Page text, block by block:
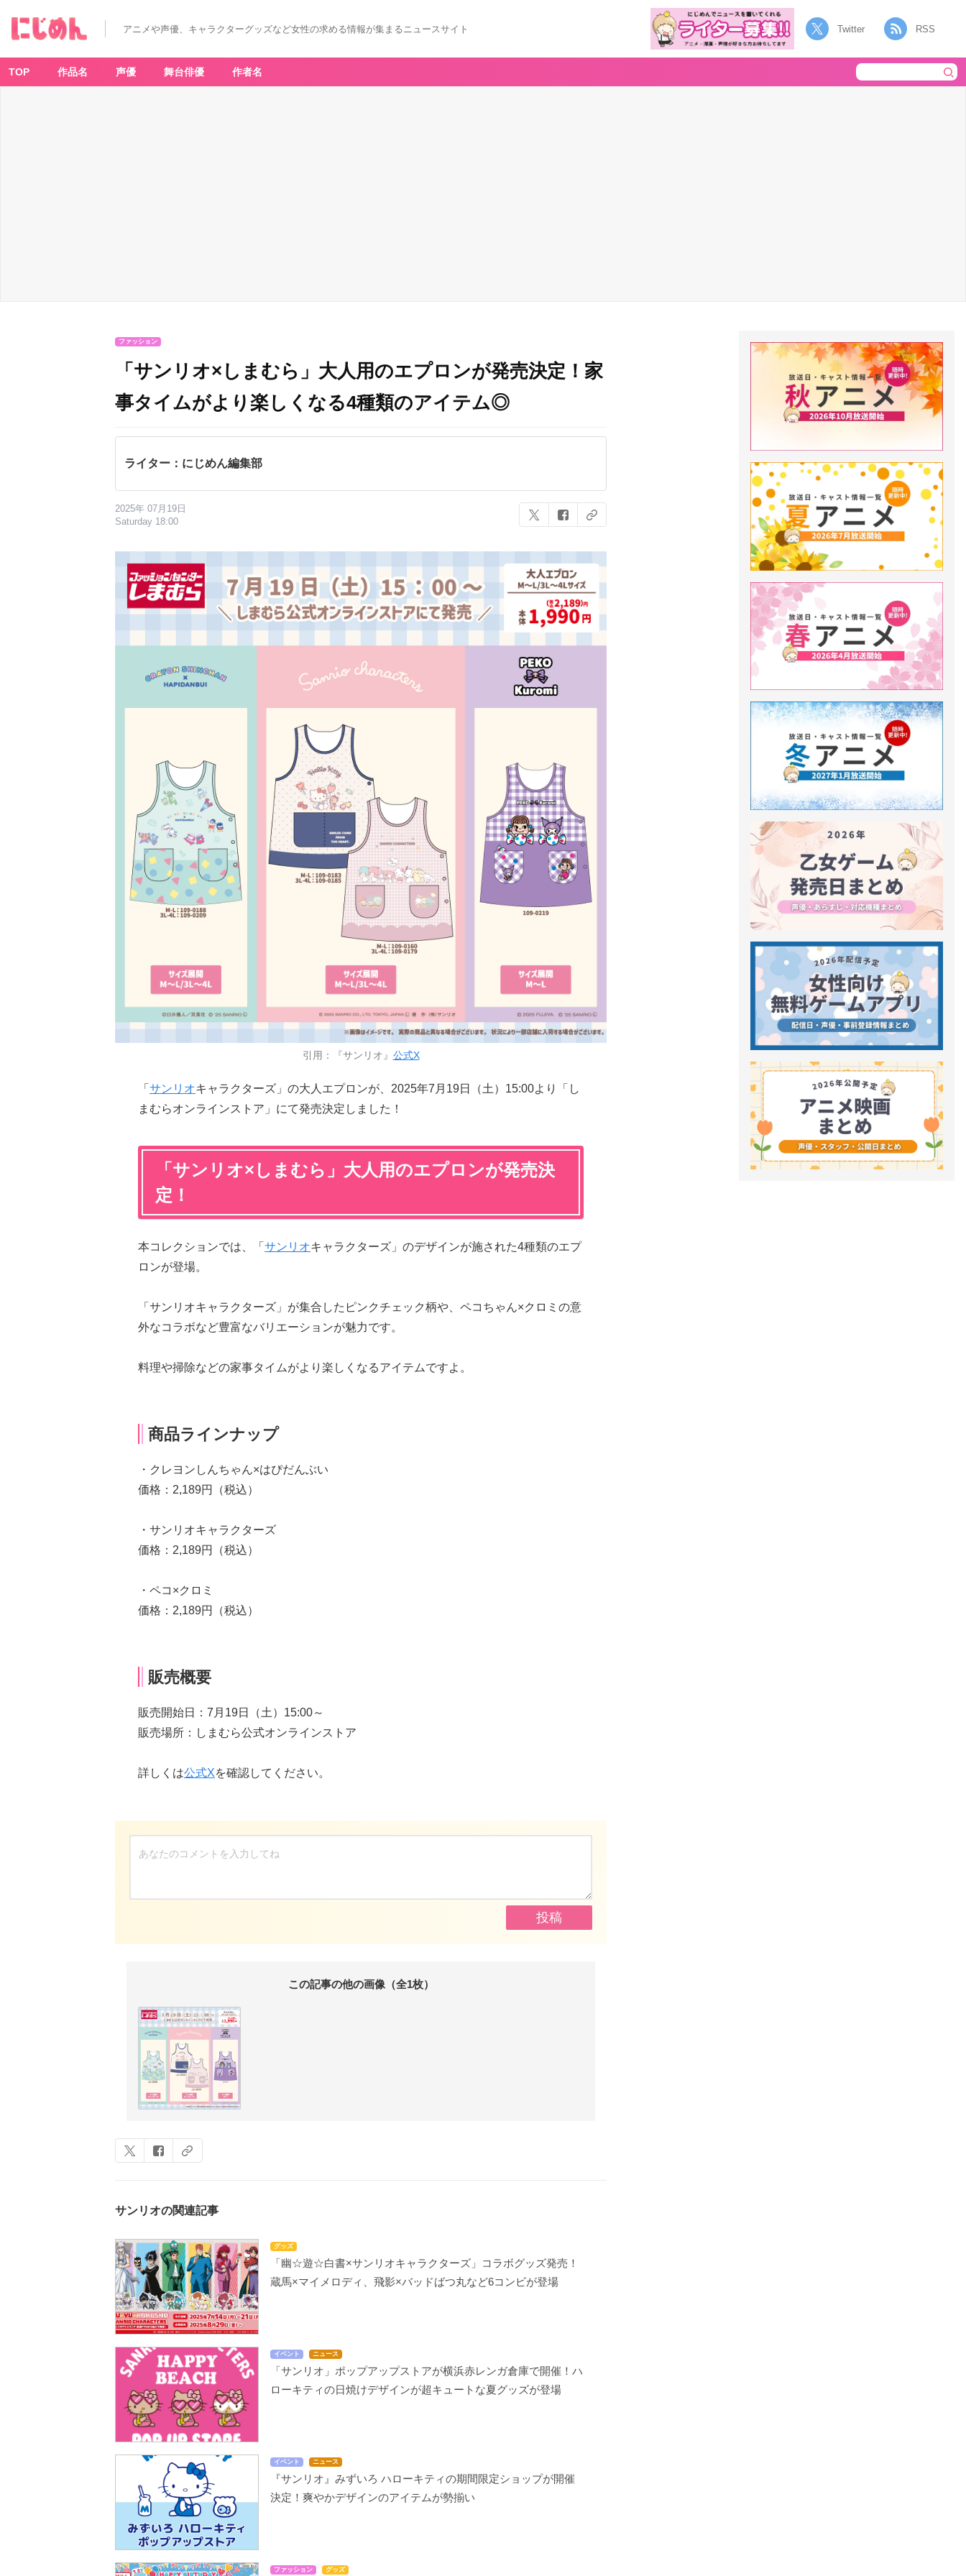
アニメや声優、キャラクターグッズなど女性の求める情報が集まるニュースサイト Twitter RSS
TOP 作品名 声優 舞台俳優 作者名
ファッション
「サンリオ×しまむら」大人用のエプロンが発売決定！家
事タイムがより楽しくなる4種類のアイテム◎
ライター：にじめん編集部
2025年 07月19日
Saturday 18:00
引用：『サンリオ』 公式X
「 サンリオキャラクターズ」の大人エプロンが、2025年7月19日（土）15:00より「し
まむらオンラインストア」にて発売決定しました！
「サンリオ×しまむら」大人用のエプロンが発売決
定！
本コレクションでは、「 サンリオキャラクターズ」のデザインが施された4種類のエプ
ロンが登場。
「サンリオキャラクターズ」が集合したピンクチェック柄や、ペコちゃん×クロミの意
外なコラボなど豊富なバリエーションが魅力です。
料理や掃除などの家事タイムがより楽しくなるアイテムですよ。
商品ラインナップ
・クレヨンしんちゃん×はぴだんぶい
価格：2,189円（税込）
・サンリオキャラクターズ
価格：2,189円（税込）
・ペコ×クロミ
価格：2,189円（税込）
販売概要
販売開始日：7月19日（土）15:00～
販売場所：しまむら公式オンラインストア
詳しくは公式Xを確認してください。
この記事の他の画像（全1枚）
サンリオの関連記事
グッズ
「幽☆遊☆白書×サンリオキャラクターズ」コラボグッズ発売！
蔵馬×マイメロディ、飛影×バッドばつ丸など6コンビが登場
イベント ニュース
「サンリオ」ポップアップストアが横浜赤レンガ倉庫で開催！ハ
ローキティの日焼けデザインが超キュートな夏グッズが登場
イベント ニュース
『サンリオ』みずいろ ハローキティの期間限定ショップが開催
決定！爽やかデザインのアイテムが勢揃い
ファッション グッズ